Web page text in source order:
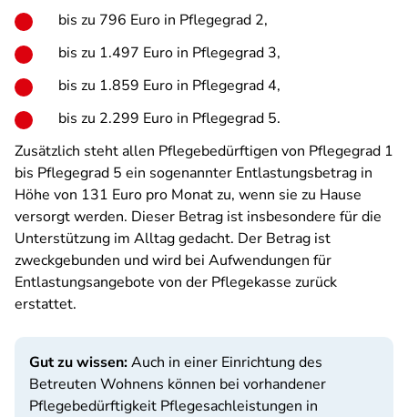
bis zu 796 Euro in Pflegegrad 2,
bis zu 1.497 Euro in Pflegegrad 3,
bis zu 1.859 Euro in Pflegegrad 4,
bis zu 2.299 Euro in Pflegegrad 5.
Zusätzlich steht allen Pflegebedürftigen von Pflegegrad 1
bis Pflegegrad 5 ein sogenannter Entlastungsbetrag in
Höhe von 131 Euro pro Monat zu, wenn sie zu Hause
versorgt werden. Dieser Betrag ist insbesondere für die
Unterstützung im Alltag gedacht. Der Betrag ist
zweckgebunden und wird bei Aufwendungen für
Entlastungsangebote von der Pflegekasse zurück
erstattet.
Gut zu wissen:Auch in einer Einrichtung des
Betreuten Wohnens können bei vorhandener
Pflegebedürftigkeit Pflegesachleistungen in